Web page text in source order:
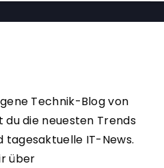
Technik-Blog von
du die neuesten Trends
tagesaktuelle IT-News.
über